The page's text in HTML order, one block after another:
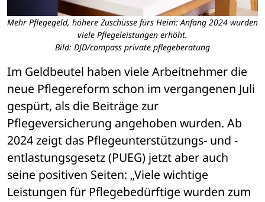
Mehr Pflegegeld, höhere Zuschüsse fürs Heim: Anfang 2024 wurden
viele Pflegeleistungen erhöht.
Bild: DJD/compass private pflegeberatung
Im Geldbeutel haben viele Arbeitnehmer die
neue Pflegereform schon im vergangenen Juli
gespürt, als die Beiträge zur
Pflegeversicherung angehoben wurden. Ab
2024 zeigt das Pflegeunterstützungs- und -
entlastungsgesetz (PUEG) jetzt aber auch
seine positiven Seiten: „Viele wichtige
Leistungen für Pflegebedürftige wurden zum